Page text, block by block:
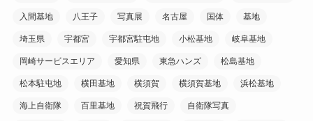
入間基地 八王子 写真展 名古屋 国体 基地
埼玉県 宇都宮 宇都宮駐屯地 小松基地 岐阜基地
岡崎サービスエリア 愛知県 東急ハンズ 松島基地
松本駐屯地 横田基地 横須賀 横須賀基地 浜松基地
海上自衛隊 百里基地 祝賀飛行 自衛隊写真